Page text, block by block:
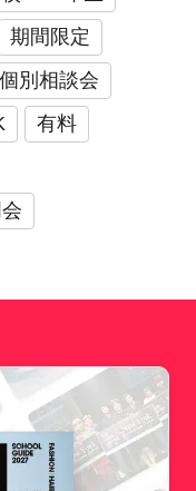
期間限定
個別相談会
有料